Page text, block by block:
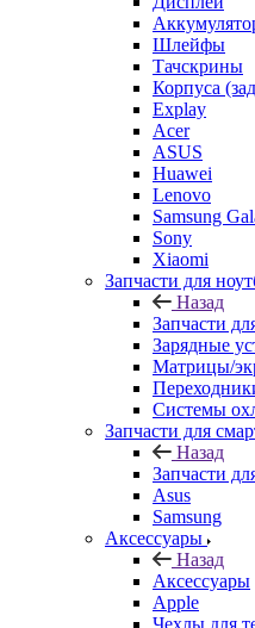
Explay
Acer
ASUS
Huawei
Lenovo
Samsung
Sony
Xiaomi
Запчасти для
Назад
Запчасти
Зарядные
Матрицы/
Системы
Запчасти для
Назад
Запчасти
Asus
Samsung
Аксессуары
Назад
Аксессуары
Apple
Чехлы для
Защитные
Элементы
Держатель
Наушники